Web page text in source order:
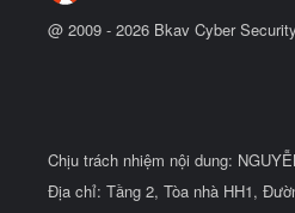
@ 2009 - 2026 Bkav Cyber Security
Chịu trách nhiệm nội dung:
Địa chỉ: Tầng 2, Tòa nhà HH1,